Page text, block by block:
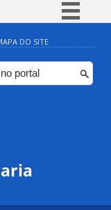
BR
Participe
DO SITE